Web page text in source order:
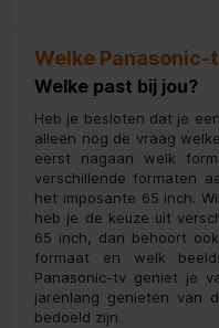
Welke Panasonic-
Welke past bij jou?
Heb je besloten dat je
alleen nog de vraag
eerst nagaan welk
verschillende formaten
het imposante 65 inch.
heb je de keuze uit
65 inch, dan behoort
formaat en welk
Panasonic-tv geniet je
jarenlang genieten van
bedoeld zijn.